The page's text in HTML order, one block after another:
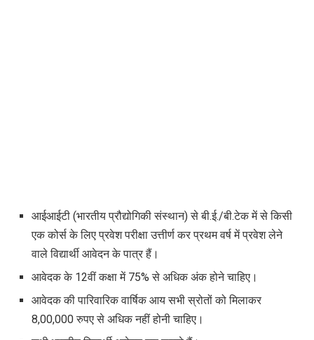
आईआईटी (भारतीय प्रौद्योगिकी संस्थान) से बी.ई./बी.टेक में से किसी
एक कोर्स के लिए प्रवेश परीक्षा उत्तीर्ण कर प्रथम वर्ष में प्रवेश लेने
वाले विद्यार्थी आवेदन के पात्र हैं।
आवेदक के 12वीं कक्षा में 75% से अधिक अंक होने चाहिए।
आवेदक की पारिवारिक वार्षिक आय सभी स्रोतों को मिलाकर
8,00,000 रुपए से अधिक नहीं होनी चाहिए।